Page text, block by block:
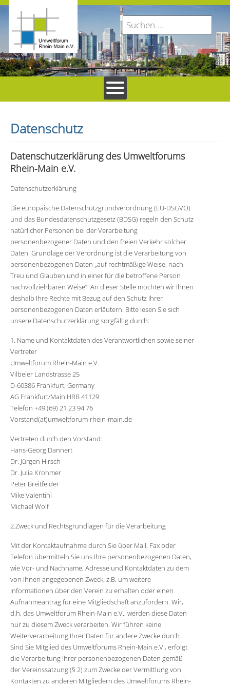
Datenschutz
Datenschutzerklärung des Umweltforums
Rhein-Main e.V.
Datenschutzerklärung
Die europäische Datenschutzgrundverordnung (EU-DSGVO)
und das Bundesdatenschutzgesetz (BDSG) regeln den Schutz
natürlicher Personen bei der Verarbeitung
personenbezogener Daten und den freien Verkehr solcher
Daten. Grundlage der Verordnung ist die Verarbeitung von
personenbezogenen Daten „auf rechtmäßige Weise, nach
Treu und Glauben und in einer für die betroffene Person
nachvollziehbaren Weise“. An dieser Stelle möchten wir Ihnen
deshalb Ihre Rechte mit Bezug auf den Schutz Ihrer
personenbezogenen Daten erläutern. Bitte lesen Sie sich
unsere Datenschutzerklärung sorgfältig durch:
1. Name und Kontaktdaten des Verantwortlichen sowie seiner
Vertreter
Umweltforum Rhein-Main e.V.
Vilbeler Landstrasse 25
D-60386 Frankfurt, Germany
AG Frankfurt/Main HRB 41129
Telefon +49 (69) 21 23 94 76
Vorstand(at)umweltforum-rhein-main.de
Vertreten durch den Vorstand:
Hans-Georg Dannert
Dr. Jürgen Hirsch
Dr. Julia Krohmer
Peter Breitfelder
Mike Valentini
Michael Wolf
2.Zweck und Rechtsgrundlagen für die Verarbeitung
Mit der Kontaktaufnahme durch Sie über Mail, Fax oder
Telefon übermitteln Sie uns Ihre personenbezogenen Daten,
wie Vor- und Nachname, Adresse und Kontaktdaten zu dem
von Ihnen angegebenen Zweck, z.B. um weitere
Informationen über den Verein zu erhalten oder einen
Aufnahmeantrag für eine Mitgliedschaft anzufordern. Wir,
d.h. das Umweltforum Rhein-Main e.V., werden diese Daten
nur zu diesem Zweck verarbeiten. Wir führen keine
Weiterverarbeitung Ihrer Daten für andere Zwecke durch.
Sind Sie Mitglied des Umweltforums Rhein-Main e.V., erfolgt
die Verarbeitung Ihrer personenbezogenen Daten gemäß
der Vereinssatzung (§ 2) zum Zwecke der Vermittlung von
Kontakten zu anderen Mitgliedern des Umweltforums Rhein-